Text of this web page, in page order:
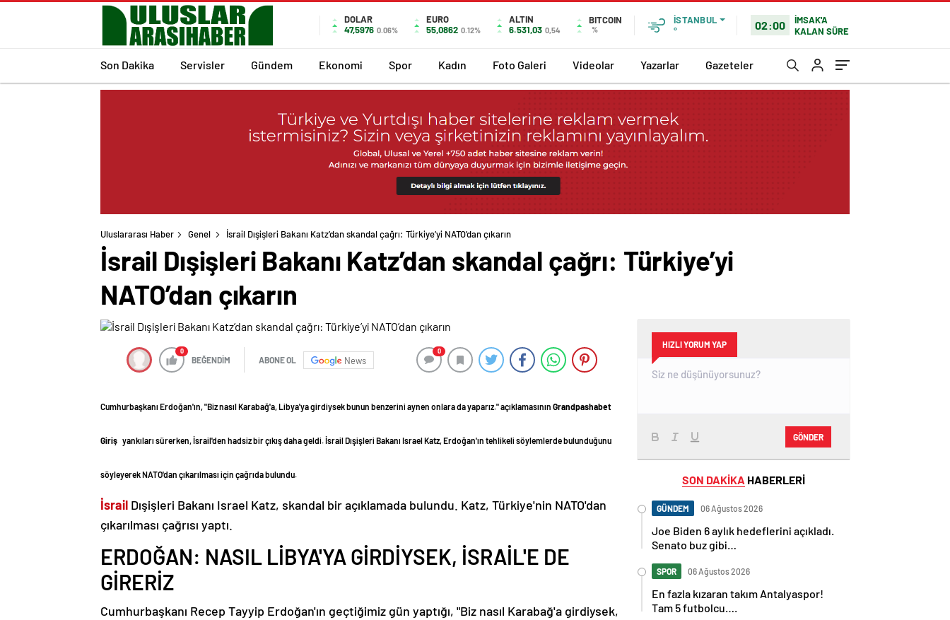
DOLAR
47,5976 0.06%
EURO
55,0862 0.12%
ALTIN
6.531,03 0,54
BITCOIN
%
İSTANBUL
°
02:00
İMSAK'A
KALAN SÜRE
Son Dakika Servisler Gündem Ekonomi Spor Kadın Foto Galeri Videolar Yazarlar Gazeteler
Uluslararası Haber Genel İsrail Dışişleri Bakanı Katz’dan skandal çağrı: Türkiye’yi NATO’dan çıkarın
İsrail Dışişleri Bakanı Katz’dan skandal çağrı: Türkiye’yi
NATO’dan çıkarın
0
BEĞENDİM ABONE OL News
0
Cumhurbaşkanı Erdoğan'ın, "Biz nasıl Karabağ'a, Libya'ya girdiysek bunun benzerini aynen onlara da yaparız." açıklamasının Grandpashabet
Giriş yankıları sürerken, İsrail'den hadsiz bir çıkış daha geldi. İsrail Dışişleri Bakanı Israel Katz, Erdoğan'ın tehlikeli söylemlerde bulunduğunu
söyleyerek NATO'dan çıkarılması için çağrıda bulundu.
İsrail Dışişleri Bakanı Israel Katz, skandal bir açıklamada bulundu. Katz, Türkiye'nin NATO'dan
çıkarılması çağrısı yaptı.
ERDOĞAN: NASIL LİBYA'YA GİRDİYSEK, İSRAİL'E DE
GİRERİZ
Cumhurbaşkanı Recep Tayyip Erdoğan'ın geçtiğimiz gün yaptığı, "Biz nasıl Karabağ'a girdiysek,
HIZLI YORUM YAP
GÖNDER
SON DAKİKA HABERLERİ
GÜNDEM 06 Ağustos 2026
Joe Biden 6 aylık hedeflerini açıkladı.
Senato buz gibi…
SPOR 06 Ağustos 2026
En fazla kızaran takım Antalyaspor!
Tam 5 futbolcu….